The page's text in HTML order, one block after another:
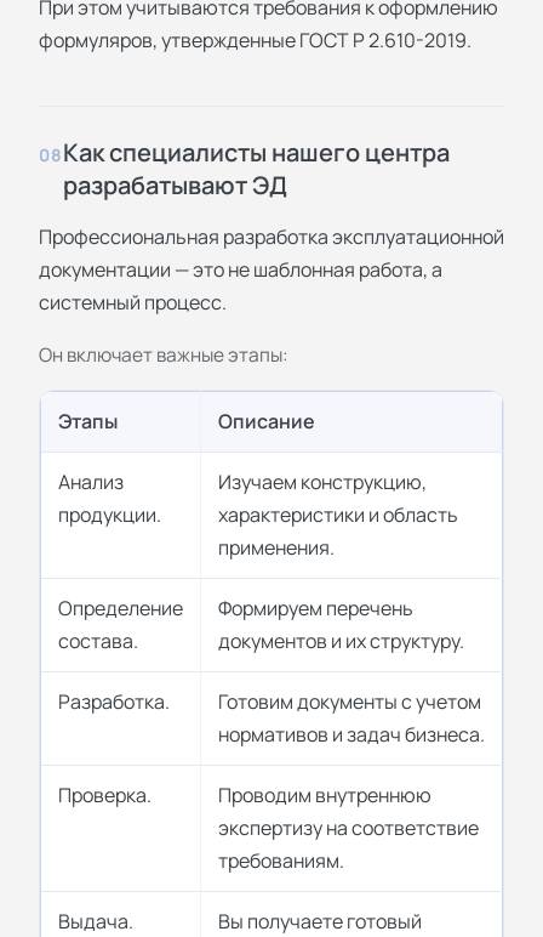
При этом учитываются требования к оформлению
формуляров, утвержденные ГОСТ Р 2.610-2019.
08Как специалисты нашего центра
разрабатывают ЭД
Профессиональная разработка эксплуатационной
документации — это не шаблонная работа, а
системный процесс.
Он включает важные этапы:
Этапы Описание
Анализ
продукции.
Изучаем конструкцию,
характеристики и область
применения.
Определение
состава.
Формируем перечень
документов и их структуру.
Разработка.
Готовим документы с учетом
нормативов и задач бизнеса.
Проверка.
Проводим внутреннюю
экспертизу на соответствие
требованиям.
Выдача.
Вы получаете готовый